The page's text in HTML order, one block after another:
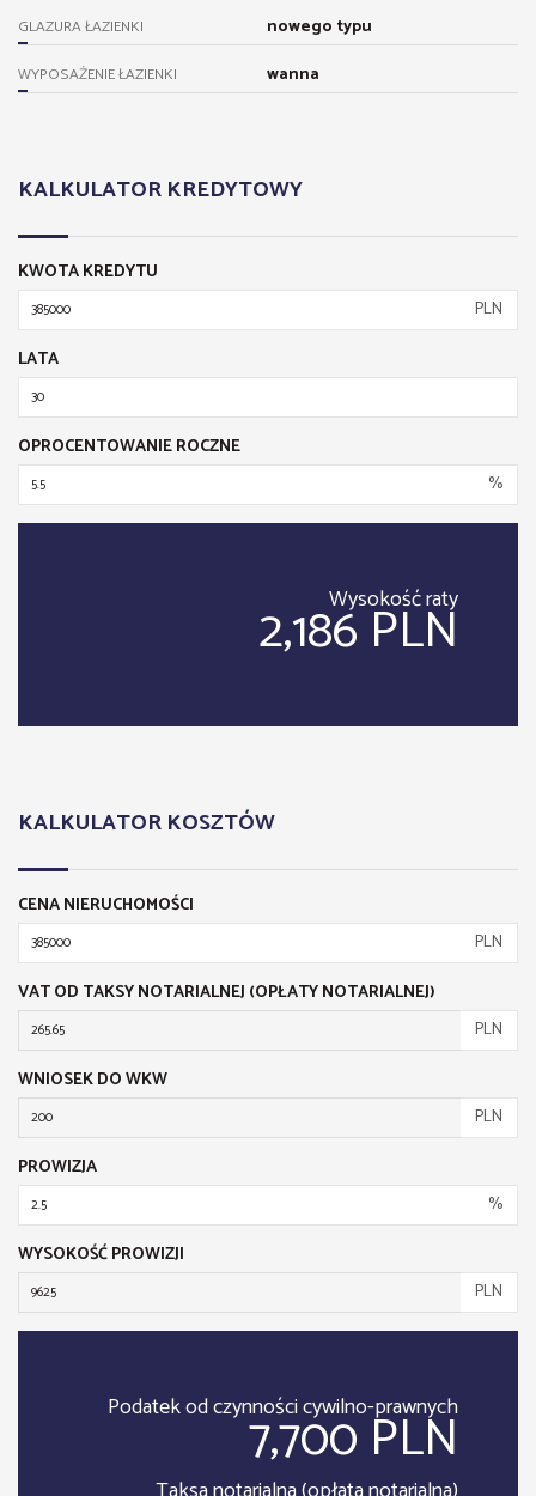
GLAZURA ŁAZIENKI nowego typu
WYPOSAŻENIE ŁAZIENKI wanna
KALKULATOR KREDYTOWY
KWOTA KREDYTU
PLN
LATA
OPROCENTOWANIE ROCZNE
%
Wysokość raty
2,186 PLN
KALKULATOR KOSZTÓW
CENA NIERUCHOMOŚCI
PLN
VAT OD TAKSY NOTARIALNEJ (OPŁATY NOTARIALNEJ)
PLN
WNIOSEK DO WKW
PLN
PROWIZJA
%
WYSOKOŚĆ PROWIZJI
PLN
Podatek od czynności cywilno-prawnych
7,700 PLN